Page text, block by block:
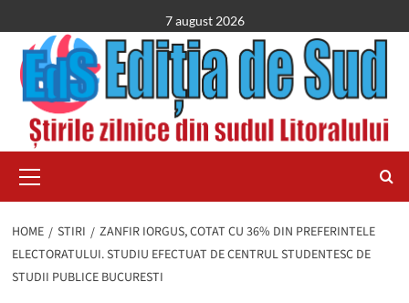
to
content
7 august 2026
Menu
HOME STIRI
ZANFIR IORGUS, COTAT CU 36% DIN PREFERINTELE
ELECTORATULUI. STUDIU EFECTUAT DE CENTRUL STUDENTESC DE
STUDII PUBLICE BUCURESTI